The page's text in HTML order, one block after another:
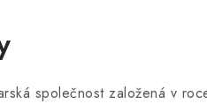
společnost založená v